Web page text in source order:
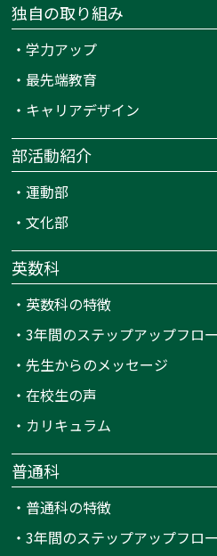
独自の取り組み
・学力アップ
・最先端教育
・ キャリアデザイン
部活動紹介
・運動部
・文化部
英数科
・ 英数科の特徴
・3年間のステップアップフロー
・先生からのメッセージ
・在校生の声
・ カリキュラム
普通科
・ 普通科の特徴
・3年間のステップアップフロー